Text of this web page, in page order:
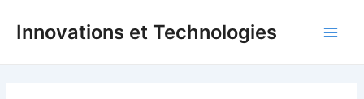
Innovations et Technologies